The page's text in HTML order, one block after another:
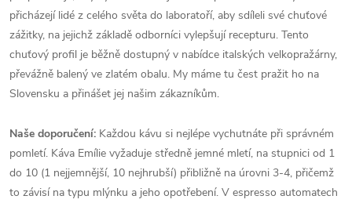
přicházejí lidé z celého světa do laboratoří, aby sdíleli své chuťové
zážitky, na jejichž základě odborníci vylepšují recepturu. Tento
chuťový profil je běžně dostupný v nabídce italských velkopražárny,
převážně balený ve zlatém obalu. My máme tu čest pražit ho na
Slovensku a přinášet jej našim zákazníkům.
Naše doporučení: Každou kávu si nejlépe vychutnáte při správném
pomletí. Káva Emílie vyžaduje středně jemné mletí, na stupnici od 1
do 10 (1 nejjemnější, 10 nejhrubší) přibližně na úrovni 3-4, přičemž
to závisí na typu mlýnku a jeho opotřebení. V espresso automatech